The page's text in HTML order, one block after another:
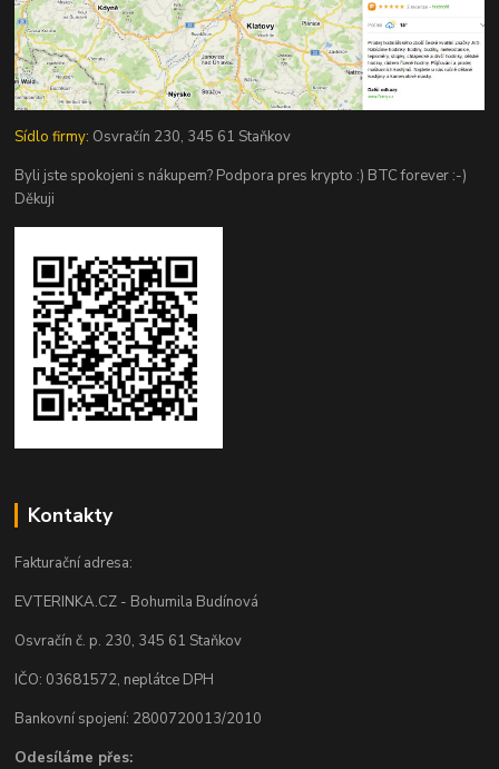
Sídlo firmy: Osvračín 230, 345 61 Staňkov
Byli jste spokojeni s nákupem? Podpora pres krypto :) BTC forever :-)
Děkuji
Kontakty
Fakturační adresa:
EVTERINKA.CZ - Bohumila Budínová
Osvračín č. p. 230, 345 61 Staňkov
IČO: 03681572, neplátce DPH
Bankovní spojení: 2800720013/2010
Odesíláme přes: